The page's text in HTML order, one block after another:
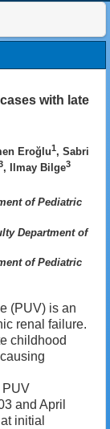
with late
Eroğlu1, Sabri
, Ilmay Bilge3
of Pediatric
Department of
of Pediatric
(PUV) is an
renal failure.
childhood
PUV
and April
initial